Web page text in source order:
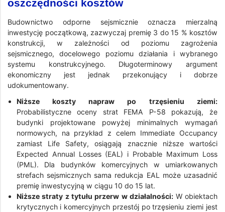
oszczędności kosztów
Budownictwo odporne sejsmicznie oznacza mierzalną
inwestycję początkową, zazwyczaj premię 3 do 15 % kosztów
konstrukcji, w zależności od poziomu zagrożenia
sejsmicznego, docelowego poziomu działania i wybranego
systemu konstrukcyjnego. Długoterminowy argument
ekonomiczny jest jednak przekonujący i dobrze
udokumentowany.
Niższe koszty napraw po trzęsieniu ziemi:
Probabilistyczne oceny strat FEMA P-58 pokazują, że
budynki projektowane powyżej minimalnych wymagań
normowych, na przykład z celem Immediate Occupancy
zamiast Life Safety, osiągają znacznie niższe wartości
Expected Annual Losses (EAL) i Probable Maximum Loss
(PML). Dla budynków komercyjnych w umiarkowanych
strefach sejsmicznych sama redukcja EAL może uzasadnić
premię inwestycyjną w ciągu 10 do 15 lat.
Niższe straty z tytułu przerw w działalności: W obiektach
krytycznych i komercyjnych przestój po trzęsieniu ziemi jest